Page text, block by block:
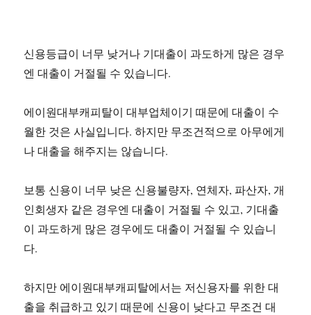
신용등급이 너무 낮거나 기대출이 과도하게 많은 경우
엔 대출이 거절될 수 있습니다.
에이원대부캐피탈이 대부업체이기 때문에 대출이 수
월한 것은 사실입니다. 하지만 무조건적으로 아무에게
나 대출을 해주지는 않습니다.
보통 신용이 너무 낮은 신용불량자, 연체자, 파산자, 개
인회생자 같은 경우엔 대출이 거절될 수 있고, 기대출
이 과도하게 많은 경우에도 대출이 거절될 수 있습니
다.
하지만 에이원대부캐피탈에서는 저신용자를 위한 대
출을 취급하고 있기 때문에 신용이 낮다고 무조건 대